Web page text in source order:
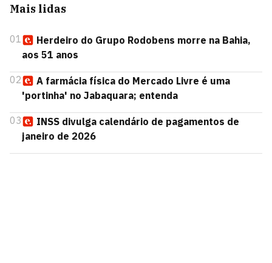
Mais lidas
01
Herdeiro do Grupo Rodobens morre na Bahia,
aos 51 anos
02
A farmácia física do Mercado Livre é uma
'portinha' no Jabaquara; entenda
03
INSS divulga calendário de pagamentos de
janeiro de 2026